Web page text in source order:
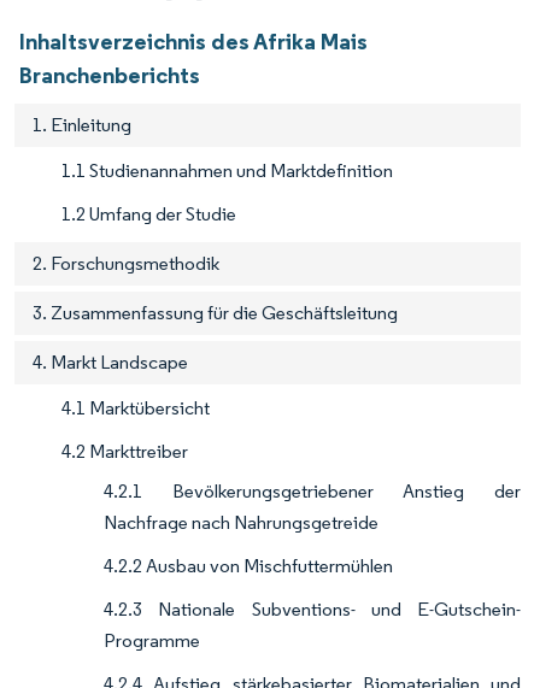
Inhaltsverzeichnis des Afrika Mais
Branchenberichts
1. Einleitung
1.1 Studienannahmen und Marktdefinition
1.2 Umfang der Studie
2. Forschungsmethodik
3. Zusammenfassung für die Geschäftsleitung
4. Markt Landscape
4.1 Marktübersicht
4.2 Markttreiber
4.2.1 Bevölkerungsgetriebener Anstieg der
Nachfrage nach Nahrungsgetreide
4.2.2 Ausbau von Mischfuttermühlen
4.2.3 Nationale Subventions- und E-Gutschein-
Programme